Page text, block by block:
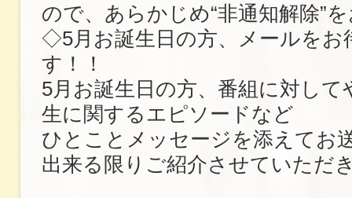
ので、あらかじめ“非通知解除”
◇5月お誕生日の方、メールをお
す！！
5月お誕生日の方、番組に対して
生に関するエピソードなど
ひとことメッセージを添えてお
出来る限りご紹介させていただ